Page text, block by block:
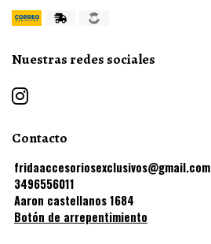
Nuestras redes sociales
Contacto
fridaaccesoriosexclusivos@gmail.com
3496556011
Aaron castellanos 1684
Botón de arrepentimiento